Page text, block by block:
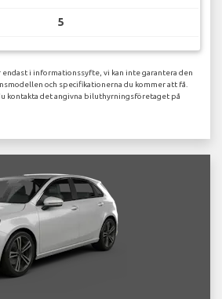
5
endast i informationssyfte, vi kan inte garantera den
och specifikationerna du kommer att få.
kontakta det angivna biluthyrningsföretaget på